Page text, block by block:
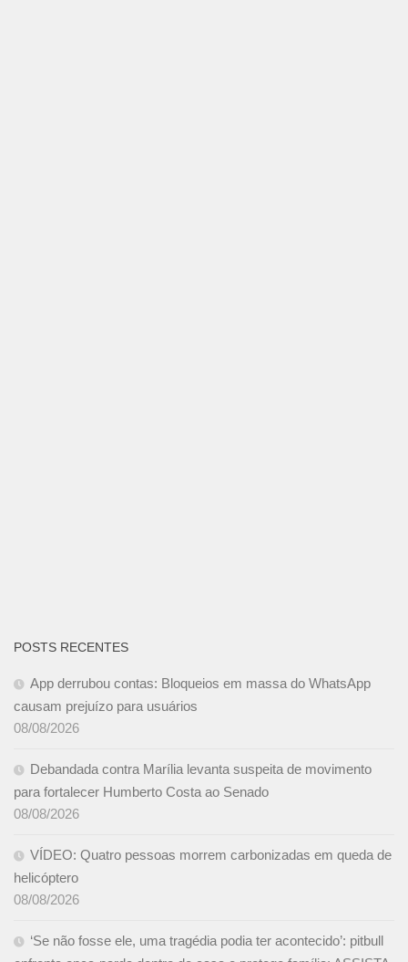
POSTS RECENTES
App derrubou contas: Bloqueios em massa do WhatsApp
causam prejuízo para usuários
08/08/2026
Debandada contra Marília levanta suspeita de movimento
para fortalecer Humberto Costa ao Senado
08/08/2026
VÍDEO: Quatro pessoas morrem carbonizadas em queda de
helicóptero
08/08/2026
‘Se não fosse ele, uma tragédia podia ter acontecido’: pitbull